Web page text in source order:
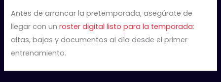
Antes de arrancar la pretemporada, asegúrate de
llegar con unroster digital listo para la temporada:
altas, bajas y documentos al día desde el primer
entrenamiento.